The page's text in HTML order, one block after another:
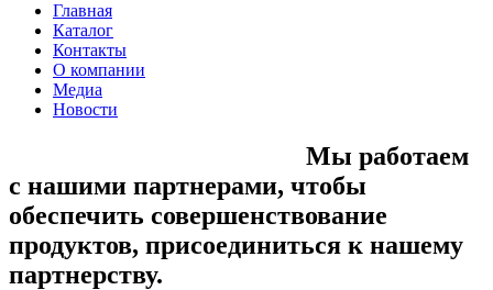
Главная
Каталог
Контакты
О компании
Медиа
Новости
Мы работаем
с нашими партнерами, чтобы
обеспечить совершенствование
продуктов, присоединиться к нашему
партнерству.